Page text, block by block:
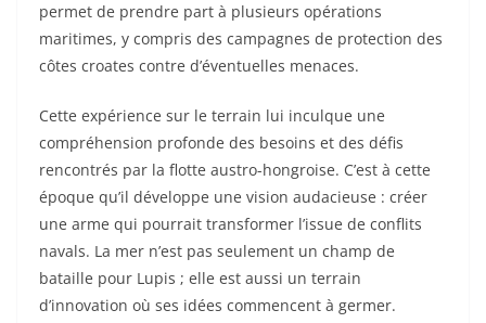
permet de prendre part à plusieurs opérations
maritimes, y compris des campagnes de protection des
côtes croates contre d’éventuelles menaces.
Cette expérience sur le terrain lui inculque une
compréhension profonde des besoins et des défis
rencontrés par la flotte austro-hongroise. C’est à cette
époque qu’il développe une vision audacieuse : créer
une arme qui pourrait transformer l’issue de conflits
navals. La mer n’est pas seulement un champ de
bataille pour Lupis ; elle est aussi un terrain
d’innovation où ses idées commencent à germer.